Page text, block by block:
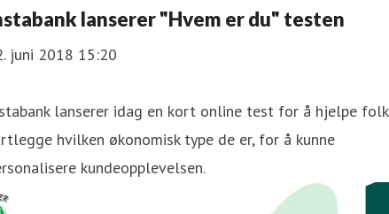
lanserer "Hvem er du" testen
juni 2018 15:20
lanserer idag en kort online test for å hjelpe folk
hvilken økonomisk type de er, for å kunne
kundeopplevelsen.